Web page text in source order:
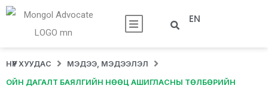
EN
НҮҮР ХУУДАС МЭДЭЭ, МЭДЭЭЛЭЛ
ОЙН ДАГАЛТ БАЯЛГИЙН НӨӨЦ АШИГЛАСНЫ ТӨЛБӨРИЙН